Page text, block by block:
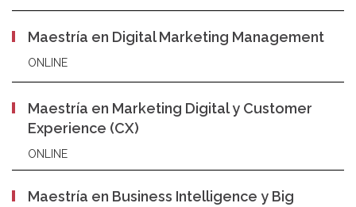
Maestría en Digital Marketing Management
ONLINE
Maestría en Marketing Digital y Customer
Experience (CX)
ONLINE
Maestría en Business Intelligence y Big